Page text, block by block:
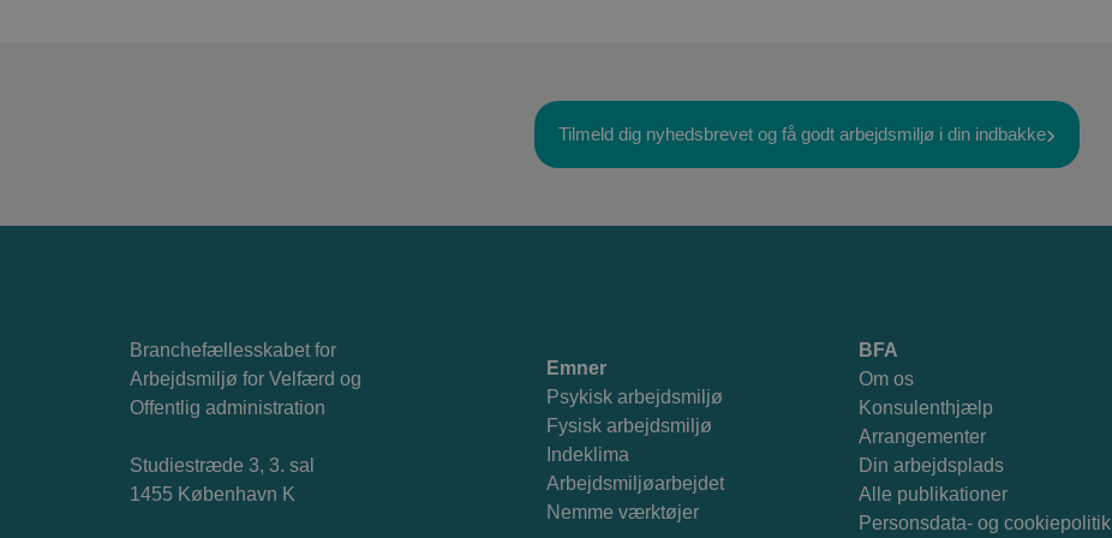
Hvad kan spænde ben for processen?
Og hvad vil du gøre, hvis der kommer kritik eller modstand?
Tilmeld dig nyhedsbrevet og få godt arbejdsmiljø i din indbakke
Branchefællesskabet for
Arbejdsmiljø for Velfærd og
Offentlig administration
Studiestræde 3, 3. sal
1455 København K
Emner
Psykisk arbejdsmiljø
Fysisk arbejdsmiljø
Indeklima
Arbejdsmiljøarbejdet
Nemme værktøjer
BFA
Om os
Konsulenthjælp
Arrangementer
Din arbejdsplads
Alle publikationer
Personsdata- og cookiepolitik